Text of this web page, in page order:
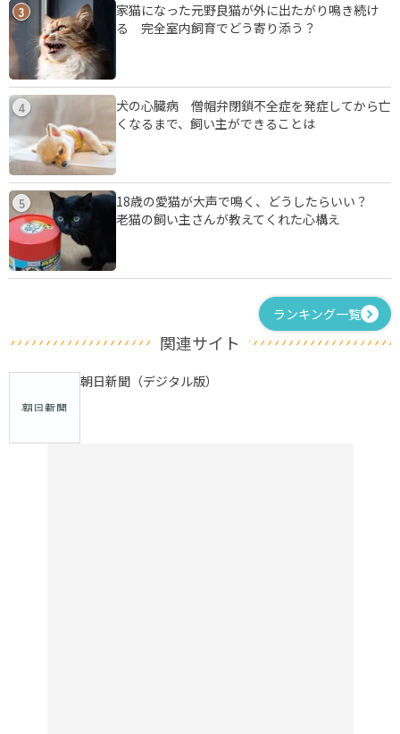
3
家猫になった元野良猫が外に出たがり鳴き続け
る 完全室内飼育でどう寄り添う？
4
犬の心臓病 僧帽弁閉鎖不全症を発症してから亡
くなるまで、飼い主ができることは
5
18歳の愛猫が大声で鳴く、どうしたらいい？
老猫の飼い主さんが教えてくれた心構え
ランキング一覧
関連サイト
朝日新聞（デジタル版）